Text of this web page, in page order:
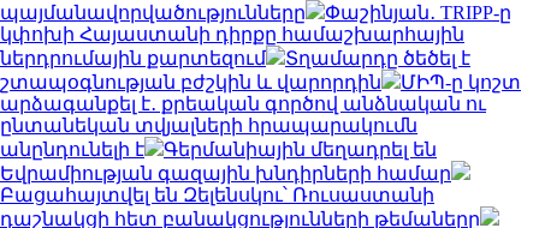
պայմանավորվածությունները
Փաշինյան․ TRIPP-ը
կփոխի Հայաստանի դիրքը համաշխարհային
ներդրումային քարտեզում
Տղամարդը ծեծել է
շտապօգնության բժշկին և վարորդին
ՄԻՊ-ը կոշտ
արձագանքել է․ քրեական գործով անձնական ու
ընտանեկան տվյալների հրապարակումն
անընդունելի է
Գերմանիային մեղադրել են
Եվրամիության գազային խնդիրների համար
Բացահայտվել են Զելենսկու՝ Ռուսաստանի
դաշնակցի հետ բանակցությունների թեմաները